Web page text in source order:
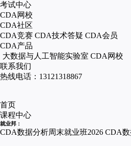
考试中心
CDA网校
CDA社区
CDA竞赛 CDA技术答疑 CDA会员
CDA产品
大数据与人工智能实验室 CDA网校
联系我们
热线电话：13121318867
首页
课程中心
就业邦：
CDA数据分析周末就业班2026 CDA数